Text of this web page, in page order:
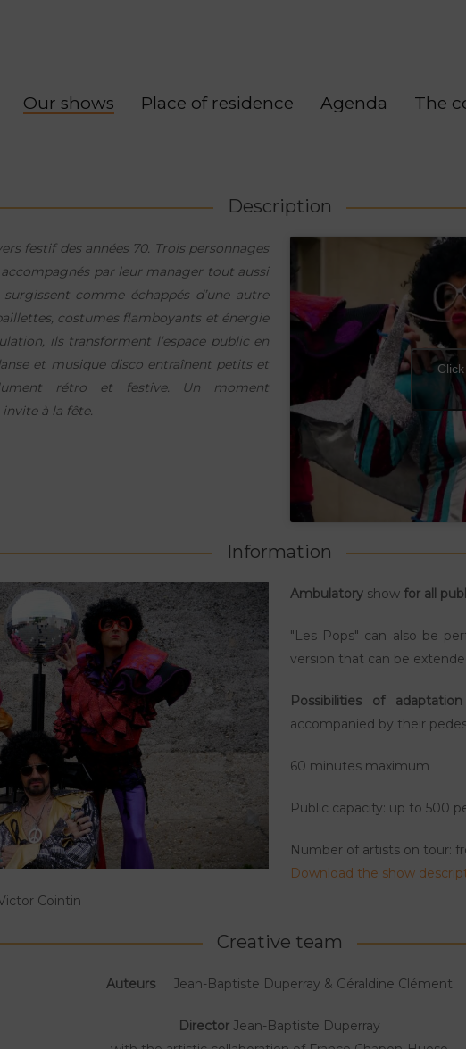
Our shows Place of residence Agenda The
Description
festif des années 70. Trois personnages
par leur manager tout aussi
comme échappés d’une autre
costumes flamboyants et énergie
ils transforment l’espace public en
et musique disco entraînent petits et
rétro et festive. Un moment
à la fête.
Information
Cointin
Ambulatoryshow for all
"Les Pops" can also be
version that can be
Possibilities of
accompanied by their
60 minutes maximum
Public capacity: up to 500
Number of artists on tour:
Download the show
Creative team
Auteurs Jean-Baptiste Duperray & Géraldine Clément
Director Jean-Baptiste Duperray